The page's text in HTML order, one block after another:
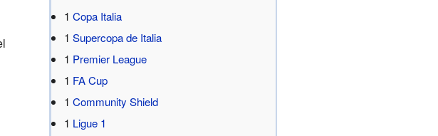
1Copa Italia
1Supercopa de Italia
1 Premier League
1 FA Cup
1Community Shield
1 Ligue 1